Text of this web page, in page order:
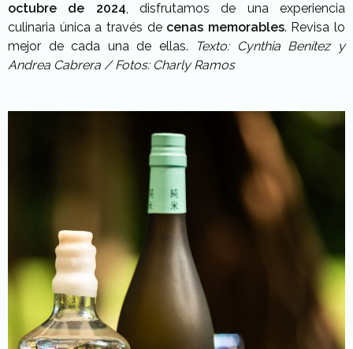
octubre de 2024, disfrutamos de una experiencia
culinaria única a través de cenas memorables. Revisa lo
mejor de cada una de ellas.
Texto: Cynthia Benítez y
Andrea Cabrera / Fotos: Charly Ramos